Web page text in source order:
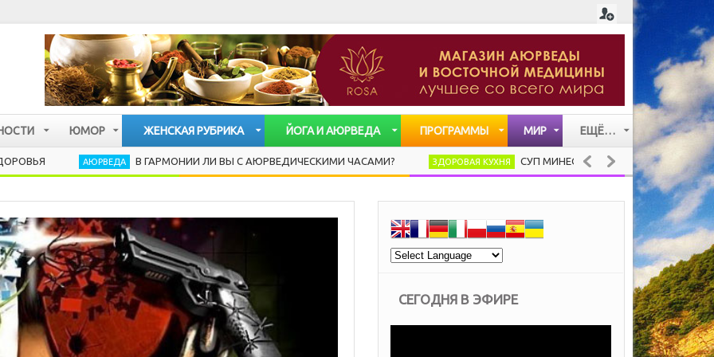
ЮМОР
ЖЕНСКАЯ РУБРИКА
ЙОГА И АЮРВЕДА
ПРОГРАММЫ МИР ЕЩЁ…
СТАТЬИ
АЮРВЕДА В ГАРМОНИИ ЛИ ВЫ С АЮРВЕДИЧЕСКИМИ ЧАСАМИ? ЗДОРОВАЯ КУХНЯ СУП МИНЕСТРОНЕ (ВАРИАЦИЯ) ЛИЧНОСТИ
СЕГОДНЯ В ЭФИРЕ